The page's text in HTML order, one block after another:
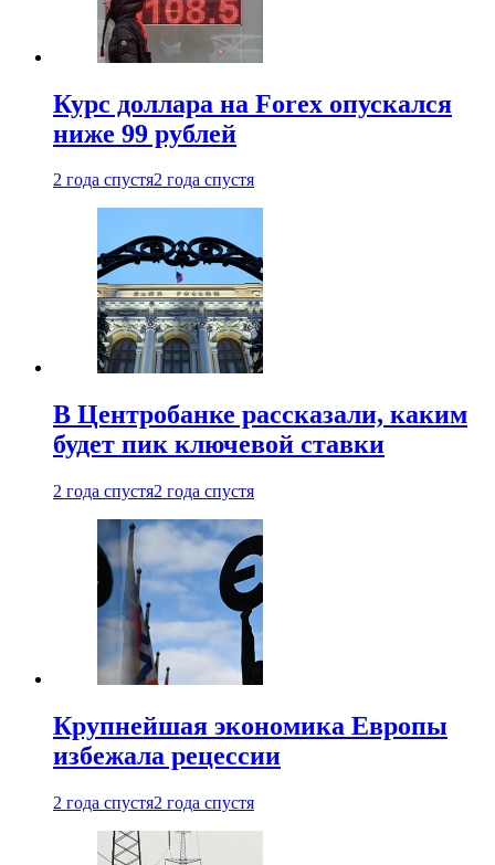
Курс доллара на Forex опускался
ниже 99 рублей
2 года спустя2 года спустя
В Центробанке рассказали, каким
будет пик ключевой ставки
2 года спустя2 года спустя
Крупнейшая экономика Европы
избежала рецессии
2 года спустя2 года спустя